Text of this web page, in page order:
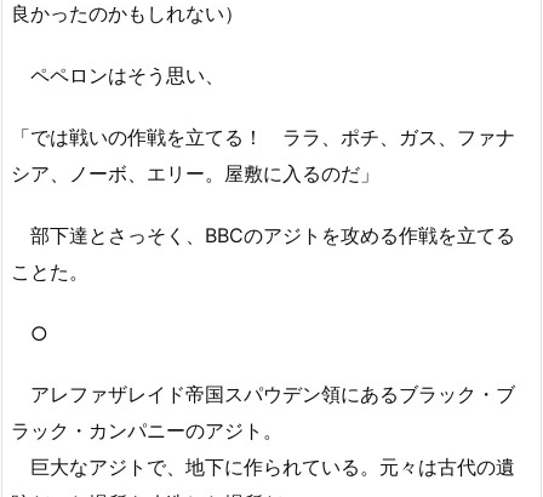
良かったのかもしれない）
ペペロンはそう思い、
「では戦いの作戦を立てる！ ララ、ポチ、ガス、ファナ
シア、ノーボ、エリー。屋敷に入るのだ」
部下達とさっそく、BBCのアジトを攻める作戦を立てる
ことた。
○
アレファザレイド帝国スパウデン領にあるブラック・ブ
ラック・カンパニーのアジト。
巨大なアジトで、地下に作られている。元々は古代の遺